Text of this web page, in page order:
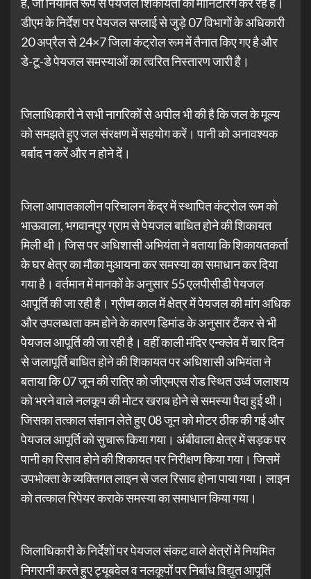
डीएम के निर्देश पर पेयजल सप्लाई से जुड़े 07 विभागों के अधिकारी
20 अप्रैल से 24×7 जिला कंट्रोल रूम में तैनात किए गए है और
डे-टू-डे पेयजल समस्याओं का त्वरित निस्तारण जारी है।
जिलाधिकारी ने सभी नागरिकों से अपील भी की है कि जल के मूल्य
को समझते हुए जल संरक्षण में सहयोग करें। पानी को अनावश्यक
बर्बाद न करें और न होने दें।
जिला आपातकालीन परिचालन केंद्र में स्थापित कंट्रोल रूम को
भाऊवाला, भगवानपुर ग्राम से पेयजल बाधित होने की शिकायत
मिली थी। जिस पर अधिशासी अभियंता ने बताया कि शिकायतकर्ता
के घर क्षेत्र का मौका मुआयना कर समस्या का समाधान कर दिया
गया है। वर्तमान में मानकों के अनुसार 55 एलपीसीडी पेयजल
आपूर्ति की जा रही है। ग्रीष्म काल में क्षेत्र में पेयजल की मांग अधिक
और उपलब्धता कम होने के कारण डिमांड के अनुसार टैंकर से भी
पेयजल आपूर्ति की जा रही है। वहीं काली मंदिर एन्क्लेव में चार दिन
से जलापूर्ति बाधित होने की शिकायत पर अधिशासी अभियंता ने
बताया कि 07 जून की रात्रि को जीएमएस रोड स्थित उर्ध्व जलाशय
को भरने वाले नलकूप की मोटर खराब होने से समस्या पैदा हुई थी।
जिसका तत्काल संज्ञान लेते हुए 08 जून को मोटर ठीक की गई और
पेयजल आपूर्ति को सुचारू किया गया। अंबीवाला क्षेत्र में सड़क पर
पानी का रिसाव होने की शिकायत पर निरीक्षण किया गया। जिसमें
उपभोक्ता के व्यक्तिगत लाइन से जल रिसाव होना पाया गया। लाइन
को तत्काल रिपेयर कराके समस्या का समाधान किया गया।
जिलाधिकारी के निर्देशों पर पेयजल संकट वाले क्षेत्रों में नियमित
निगरानी करते हुए ट्यूबवेल व नलकूपों पर निर्बाध विद्युत आपूर्ति